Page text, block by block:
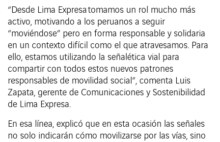
“Desde Lima Expresa tomamos un rol mucho más
activo, motivando a los peruanos a seguir
“moviéndose” pero en forma responsable y solidaria
en un contexto difícil como el que atravesamos. Para
ello, estamos utilizando la señalética vial para
compartir con todos estos nuevos patrones
responsables de movilidad social”, comenta Luis
Zapata, gerente de Comunicaciones y Sostenibilidad
de Lima Expresa.
En esa línea, explicó que en esta ocasión las señales
no solo indicarán cómo movilizarse por las vías, sino